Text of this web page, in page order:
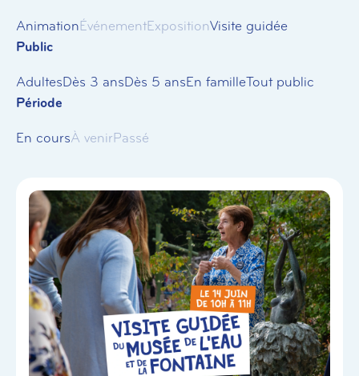
AnimationÉvénementExpositionVisite guidée
Public
AdultesDès 3 ansDès 5 ansEn familleTout public
Période
En coursÀ venirPassé